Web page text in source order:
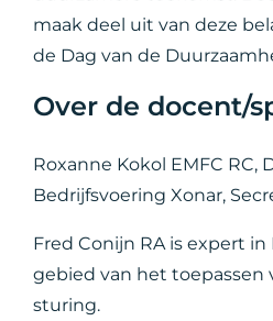
maak deel uit van deze
de Dag van de
Over de docent/
Roxanne Kokol EMFC RC,
Bedrijfsvoering Xonar,
Fred Conijn RA is expert
gebied van het toepassen
sturing.